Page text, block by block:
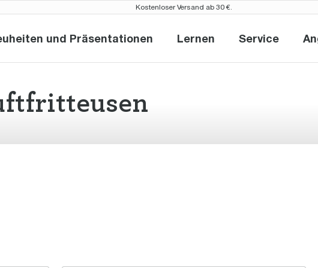
Kostenloser Versand ab 30 €.
und Präsentationen
Neuheiten und Präsentationen
Lernen
Lernen Service
Service